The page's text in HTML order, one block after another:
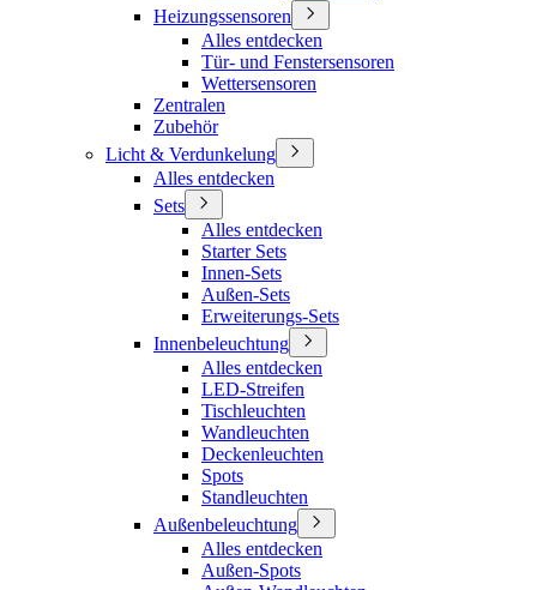
Heizungssensoren
Alles entdecken
Tür- und Fenstersensoren
Wettersensoren
Zentralen
Zubehör
Licht & Verdunkelung
Alles entdecken
Sets
Alles entdecken
Starter Sets
Innen-Sets
Außen-Sets
Erweiterungs-Sets
Innenbeleuchtung
Alles entdecken
LED-Streifen
Tischleuchten
Wandleuchten
Deckenleuchten
Spots
Standleuchten
Außenbeleuchtung
Alles entdecken
Außen-Spots